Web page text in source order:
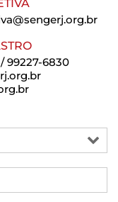
99227-6830